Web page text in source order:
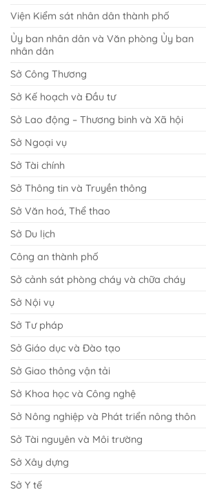
Viện Kiểm sát nhân dân thành phố
Ủy ban nhân dân và Văn phòng Ủy ban
nhân dân
Sở Công Thương
Sở Kế hoạch và Đầu tư
Sở Lao động – Thương binh và Xã hội
Sở Ngoại vụ
Sở Tài chính
Sở Thông tin và Truyền thông
Sở Văn hoá, Thể thao
Sở Du lịch
Công an thành phố
Sở cảnh sát phòng cháy và chữa cháy
Sở Nội vụ
Sở Tư pháp
Sở Giáo dục và Đào tạo
Sở Giao thông vận tải
Sở Khoa học và Công nghệ
Sở Nông nghiệp và Phát triển nông thôn
Sở Tài nguyên và Môi trường
Sở Xây dựng
Sở Y tế